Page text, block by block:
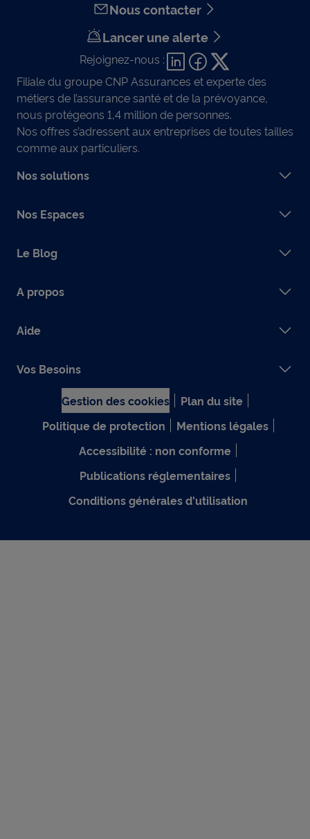
Nous contacter
Lancer une alerte
Rejoignez-nous :
Filiale du groupe CNP Assurances et experte des
métiers de l’assurance santé et de la prévoyance,
nous protégeons 1,4 million de personnes.
Nos offres s’adressent aux entreprises de toutes tailles
comme aux particuliers.
Nos solutions
Nos Espaces
Le Blog
A propos
Aide
Vos Besoins
Gestion des cookies
Plan du site
Politique de protection
Mentions légales
Accessibilité : non conforme
Publications réglementaires
Conditions générales d'utilisation